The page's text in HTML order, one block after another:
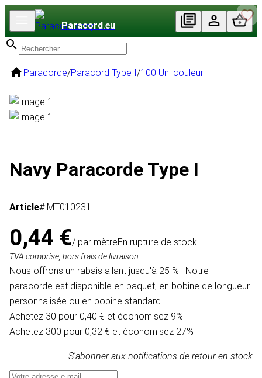
Paracord.eu
Paracorde/Paracord Type I/100 Uni couleur
Navy Paracorde Type I
Article# MT010231
0,44 €/ par mètreEn rupture de stock
TVA comprise, hors frais de livraison
Nous offrons un rabais allant jusqu'à 25 % ! Notre
paracorde est disponible en paquet, en bobine de longueur
personnalisée ou en bobine standard.
Achetez 30 pour 0,40 € et économisez 9%
Achetez 300 pour 0,32 € et économisez 27%
S'abonner aux notifications de retour en stock